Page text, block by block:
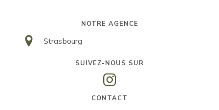
NOTRE AGENCE
Strasbourg
SUIVEZ-NOUS SUR
Instagram
CONTACT